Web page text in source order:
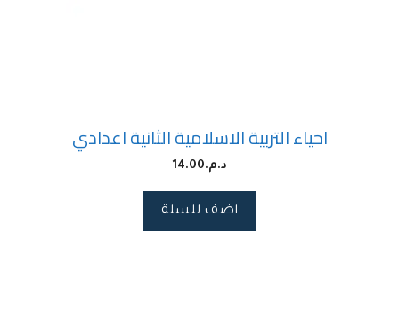
احياء التربية الاسلامية الثانية اعدادي
د.م.14.00
اضف للسلة